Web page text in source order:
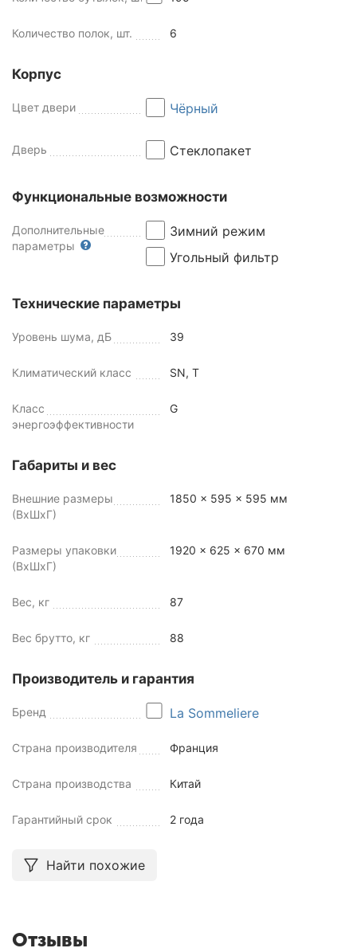
Количество полок, шт. 6
Корпус
Цвет двери Чёрный
Дверь Стеклопакет
Функциональные возможности
Дополнительные
параметры
Зимний режим
Угольный фильтр
Технические параметры
Уровень шума, дБ 39
Климатический класс SN, T
Класс
энергоэффективности
G
Габариты и вес
Внешние размеры
(ВхШхГ)
1850 x 595 x 595 мм
Размеры упаковки
(ВхШхГ)
1920 x 625 x 670 мм
Вес, кг 87
Вес брутто, кг 88
Производитель и гарантия
Бренд La Sommeliere
Страна производителя Франция
Страна производства Китай
Гарантийный срок 2 года
Найти похожие
Отзывы